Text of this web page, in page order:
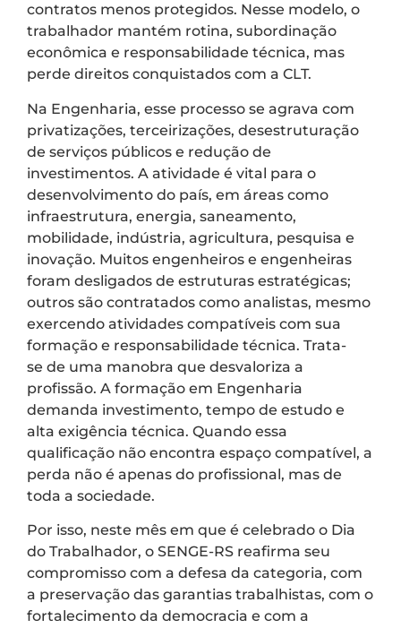
contratos menos protegidos. Nesse modelo, o
trabalhador mantém rotina, subordinação
econômica e responsabilidade técnica, mas
perde direitos conquistados com a CLT.
Na Engenharia, esse processo se agrava com
privatizações, terceirizações, desestruturação
de serviços públicos e redução de
investimentos. A atividade é vital para o
desenvolvimento do país, em áreas como
infraestrutura, energia, saneamento,
mobilidade, indústria, agricultura, pesquisa e
inovação. Muitos engenheiros e engenheiras
foram desligados de estruturas estratégicas;
outros são contratados como analistas, mesmo
exercendo atividades compatíveis com sua
formação e responsabilidade técnica. Trata-
se de uma manobra que desvaloriza a
profissão. A formação em Engenharia
demanda investimento, tempo de estudo e
alta exigência técnica. Quando essa
qualificação não encontra espaço compatível, a
perda não é apenas do profissional, mas de
toda a sociedade.
Por isso, neste mês em que é celebrado o Dia
do Trabalhador, o SENGE-RS reafirma seu
compromisso com a defesa da categoria, com
a preservação das garantias trabalhistas, com o
fortalecimento da democracia e com a